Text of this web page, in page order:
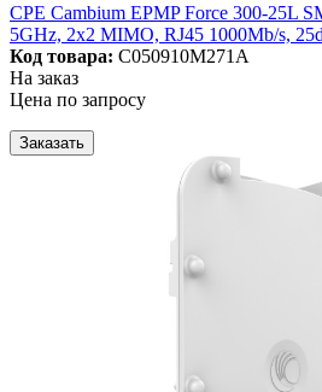
CPE Cambium EPMP Force 300-25L
5GHz, 2x2 MIMO, RJ45 1000Mb/s,
Код товара: C050910M271A
На заказ
Цена по запросу
Заказать